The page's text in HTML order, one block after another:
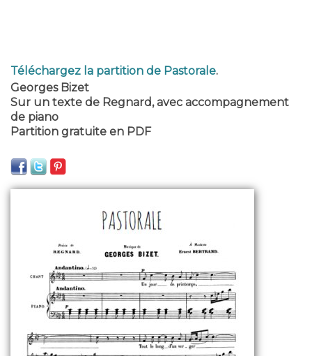
Téléchargez la partition de Pastorale.
Georges Bizet
Sur un texte de Regnard, avec accompagnement
de piano
Partition gratuite en PDF